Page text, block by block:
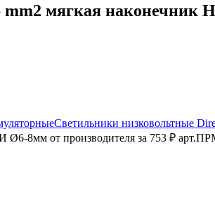
мягкая наконечник
Светильники низковольтные
8мм от производителя за 753 ₽